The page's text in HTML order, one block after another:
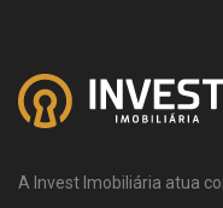
A Invest Imobiliária atua